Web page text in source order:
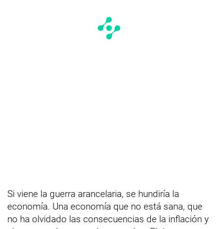
Si viene la guerra arancelaria, se hundiría la
economía. Una economía que no está sana, que
no ha olvidado las consecuencias de la inflación y